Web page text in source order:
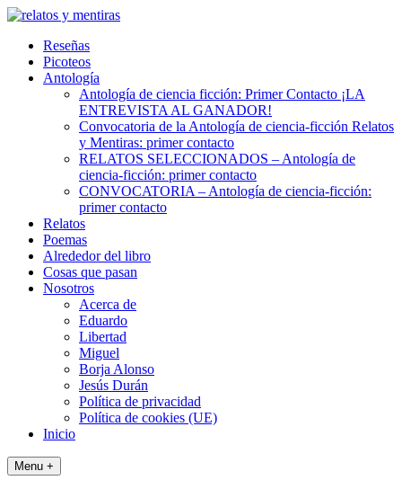
Skip
contentReseñas
Picoteos
Antología
Antología de ciencia ficción: Primer Contacto ¡LA
ENTREVISTA AL GANADOR!
Convocatoria de la Antología de ciencia-ficción Relatos
y Mentiras: primer contacto
RELATOS SELECCIONADOS – Antología de
ciencia-ficción: primer contacto
CONVOCATORIA – Antología de ciencia-ficción:
primer contacto
Relatos
Poemas
Alrededor del libro
Cosas que pasan
Nosotros
Acerca de
Eduardo
Libertad
Miguel
Borja Alonso
Jesús Durán
Política de privacidad
Política de cookies (UE)
Inicio
Menu +